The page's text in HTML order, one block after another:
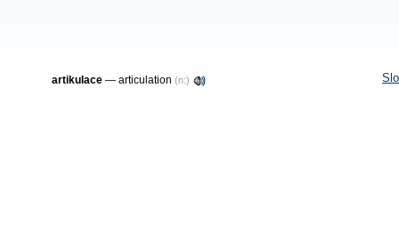
artikulace — articulation (n:)